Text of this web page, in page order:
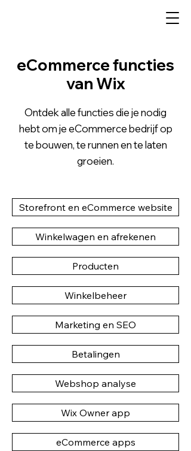
eCommerce functies
van Wix
Ontdek alle functies die je nodig
hebt om je eCommerce bedrijf op
te bouwen, te runnen en te laten
groeien.
Storefront en eCommerce website
Winkelwagen en afrekenen
Producten
Winkelbeheer
Marketing en SEO
Betalingen
Webshop analyse
eCommerce apps
Wix Owner app